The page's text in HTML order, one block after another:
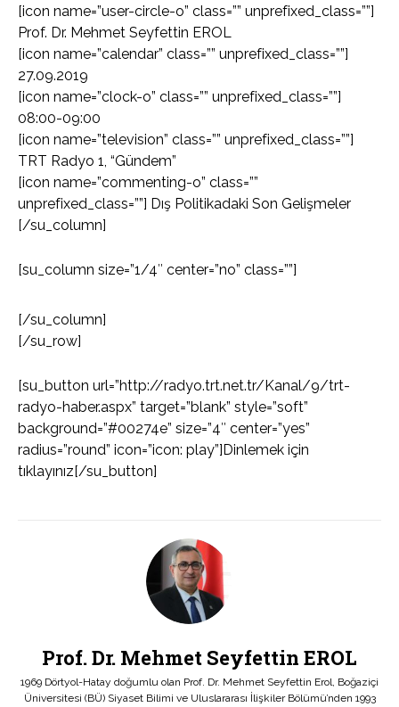
[icon name=”user-circle-o” class=”” unprefixed_class=””]
Prof. Dr. Mehmet Seyfettin EROL
[icon name=”calendar” class=”” unprefixed_class=””]
27.09.2019
[icon name=”clock-o” class=”” unprefixed_class=””]
08:00-09:00
[icon name=”television” class=”” unprefixed_class=””]
TRT Radyo 1, “Gündem”
[icon name=”commenting-o” class=””
unprefixed_class=””] Dış Politikadaki Son Gelişmeler
[/su_column]
[su_column size=”1/4″ center=”no” class=””]
[/su_column]
[/su_row]
[su_button url=”http://radyo.trt.net.tr/Kanal/9/trt-
radyo-haber.aspx” target=”blank” style=”soft”
background=”#00274e” size=”4″ center=”yes”
radius=”round” icon=”icon: play”]Dinlemek için
tıklayınız[/su_button]
Prof. Dr. Mehmet Seyfettin EROL
1969 Dörtyol-Hatay doğumlu olan Prof. Dr. Mehmet Seyfettin Erol, Boğaziçi
Üniversitesi (BÜ) Siyaset Bilimi ve Uluslararası İlişkiler Bölümü’nden 1993